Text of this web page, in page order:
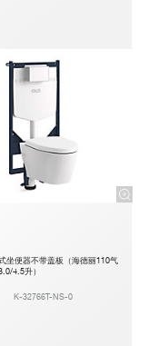
坐便器不带盖板（海德丽110气
4.5升）
K-32766T-NS-0